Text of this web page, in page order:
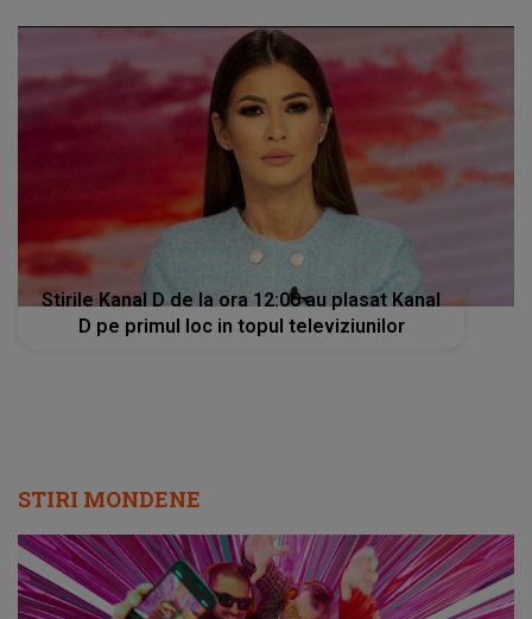
Stirile Kanal D de la ora 12:00 au plasat Kanal
D pe primul loc in topul televiziunilor
STIRI MONDENE